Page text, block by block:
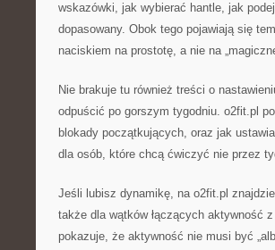
wskazówki, jak wybierać hantle, jak
dopasowany. Obok tego pojawiają się
naciskiem na prostotę, a nie na
Nie brakuje tu również treści o
odpuścić po gorszym tygodniu. o2fit.pl
blokady początkujących, oraz jak
dla osób, które chcą ćwiczyć nie przez
Jeśli lubisz dynamikę, na o2fit.pl
także dla wątków łączących aktywność
pokazuje, że aktywność nie musi być